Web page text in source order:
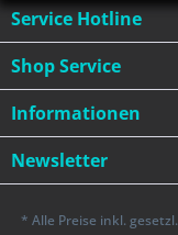
Service Hotline
Shop Service
Informationen
Newsletter
* Alle Preise inkl.